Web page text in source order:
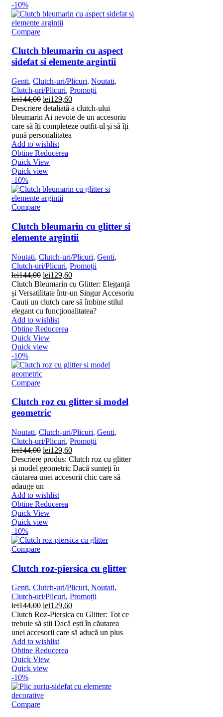
-10%
Compare
Clutch bleumarin cu aspect
sidefat si elemente argintii
Genti, Clutch-uri/Plicuri, Noutati,
Clutch-uri/Plicuri, Promoții
lei144,00 Prețul
inițial
a
fost:
lei144,00.
lei129,60Prețul
curent
este:
lei129,60.
Descriere detaliată a clutch-ului
bleumarin Ai nevoie de un accesoriu
care să îți completeze outfit-ul și să îți
pună personalitatea
Add to wishlist
Obtine Reducerea
Quick View
Quick view
-10%
Compare
Clutch bleumarin cu glitter si
elemente argintii
Noutati, Clutch-uri/Plicuri, Genti,
Clutch-uri/Plicuri, Promoții
lei144,00 Prețul
inițial
a
fost:
lei144,00.
lei129,60Prețul
curent
este:
lei129,60.
Clutch Bleumarin cu Glitter: Eleganță
și Versatilitate într-un Singur Accesoriu
Cauti un clutch care să îmbine stilul
elegant cu funcționalitatea?
Add to wishlist
Obtine Reducerea
Quick View
Quick view
-10%
Compare
Clutch roz cu glitter si model
geometric
Noutati, Clutch-uri/Plicuri, Genti,
Clutch-uri/Plicuri, Promoții
lei144,00 Prețul
inițial
a
fost:
lei144,00.
lei129,60Prețul
curent
este:
lei129,60.
Descriere produs: Clutch roz cu glitter
și model geometric Dacă sunteți în
căutarea unei accesorii chic care să
adauge un
Add to wishlist
Obtine Reducerea
Quick View
Quick view
-10%
Compare
Clutch roz-piersica cu glitter
Genti, Clutch-uri/Plicuri, Noutati,
Clutch-uri/Plicuri, Promoții
lei144,00 Prețul
inițial
a
fost:
lei144,00.
lei129,60Prețul
curent
este:
lei129,60.
Clutch Roz-Piersica cu Glitter: Tot ce
trebuie să știi Dacă ești în căutarea
unei accesorii care să aducă un plus
Add to wishlist
Obtine Reducerea
Quick View
Quick view
-10%
Compare